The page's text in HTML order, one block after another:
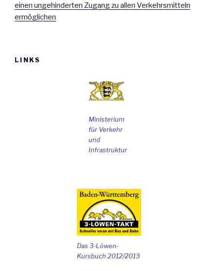
einen ungehinderten Zugang zu allen Verkehrsmitteln
ermöglichen
LINKS
Ministerium
für Verkehr
und
Infrastruktur
Das 3-Löwen-
Kursbuch 2012/2013